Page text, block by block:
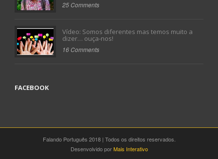
25 Comments
Vídeo: Somos diferentes mas temos muito a
dizer… ouça-nos!
16 Comments
FACEBOOK
Falando Português 2018 | Todos os direitos reservados.
Desenvolvido porMais Interativo